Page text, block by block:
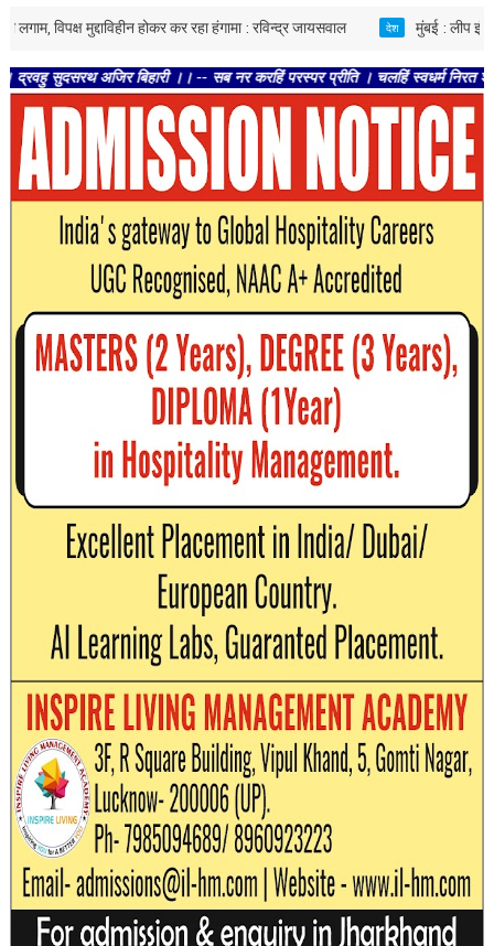
होकर कर रहा हंगामा : रविन्द्र जायसवाल देश मुंबई : लीप इंडिया आईपीओ
बिहारी ।। -- सब नर करहिं परस्पर प्रीति । चलहिं स्वधर्म निरत श्रुतिनीति